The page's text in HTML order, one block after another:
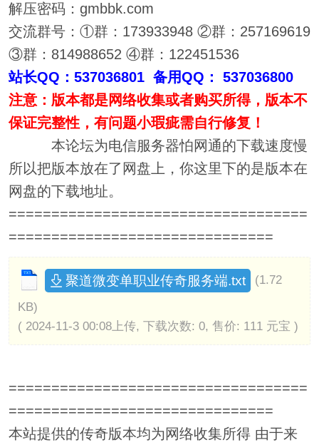
解压密码：gmbbk.com
交流群号：①群：173933948 ②群：257169619
③群：814988652 ④群：122451536
站长QQ：537036801 备用QQ： 537036800
注意：版本都是网络收集或者购买所得，版本不
保证完整性，有问题小瑕疵需自行修复！
本论坛为电信服务器怕网通的下载速度慢
所以把版本放在了网盘上，你这里下的是版本在
网盘的下载地址。
===================================
===============================
聚道微变单职业传奇服务端.txt
(1.72
KB)
( 2024-11-3 00:08上传, 下载次数: 0, 售价: 111 元宝 )
===================================
===============================
本站提供的传奇版本均为网络收集所得 由于来